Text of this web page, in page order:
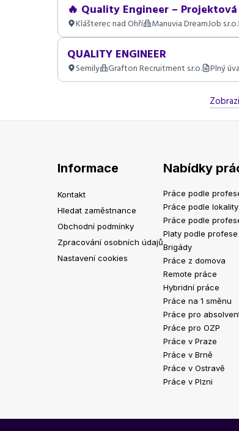
🔥 Quality Engineer –
Klášterec nad Ohří Manuvia DreamJob s.r.o.
QUALITY ENGINEER
Semily Grafton Recruitment s.r.o. Plný
Informace
Kontakt
Hledat zaměstnance
Obchodní podmínky
Zpracování osobních údajů
Nastavení cookies
Nabídky
Práce podle
Práce podle lokality
Práce podle
Platy podle profese
Brigády
Práce z domova
Remote práce
Hybridní práce
Práce na 1 směnu
Práce pro
Práce pro OZP
Práce v Praze
Práce v Brně
Práce v Ostravě
Práce v Plzni